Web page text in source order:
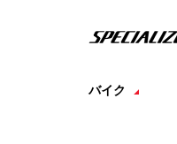
バイク